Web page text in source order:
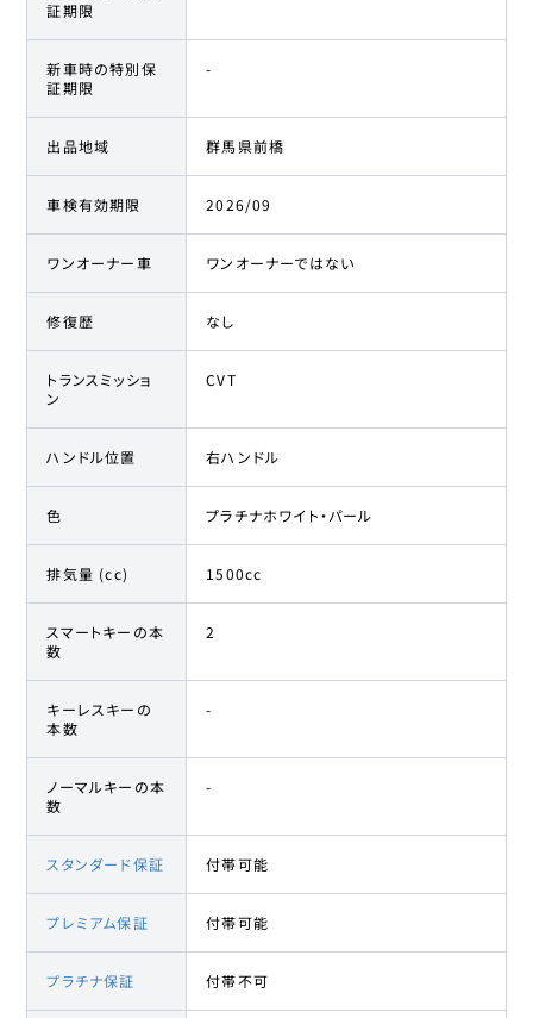
証期限
新車時の特別保
証期限
-
出品地域 群馬県前橋
車検有効期限 2026/09
ワンオーナー車 ワンオーナーではない
修復歴 なし
トランスミッショ
ン
CVT
ハンドル位置 右ハンドル
色 プラチナホワイト・パール
排気量 (cc) 1500cc
スマートキーの本
数
2
キーレスキーの
本数
-
ノーマルキーの本
数
-
スタンダード保証 付帯可能
プレミアム保証 付帯可能
プラチナ保証 付帯不可